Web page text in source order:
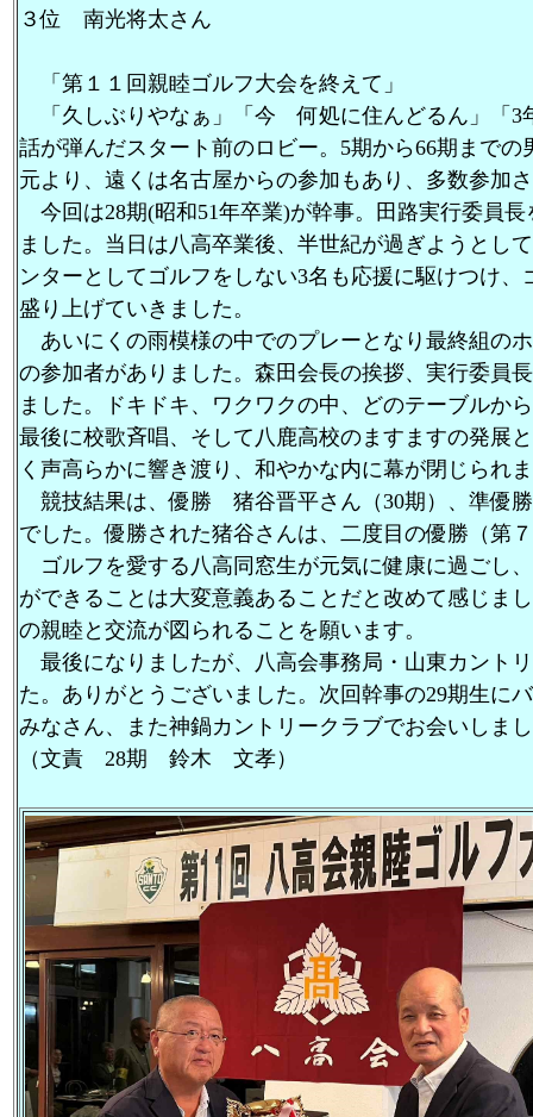
３位 南光将太さん
「第１１回親睦ゴルフ大会を終えて」
「久しぶりやなぁ」「今 何処に住んどるん」「3
話が弾んだスタート前のロビー。5期から66期まで
元より、遠くは名古屋からの参加もあり、多数参加
今回は28期(昭和51年卒業)が幹事。田路実行委員
ました。当日は八高卒業後、半世紀が過ぎようとし
ンターとしてゴルフをしない3名も応援に駆けつけ
盛り上げていきました。
あいにくの雨模様の中でのプレーとなり最終組の
の参加者がありました。森田会長の挨拶、実行委員
ました。ドキドキ、ワクワクの中、どのテーブルか
最後に校歌斉唱、そして八鹿高校のますますの発展
く声高らかに響き渡り、和やかな内に幕が閉じられ
競技結果は、優勝 猪谷晋平さん（30期）、準
でした。優勝された猪谷さんは、二度目の優勝（第
ゴルフを愛する八高同窓生が元気に健康に過ごし
ができることは大変意義あることだと改めて感じま
の親睦と交流が図られることを願います。
最後になりましたが、八高会事務局・山東カント
た。ありがとうございました。次回幹事の29期生に
みなさん、また神鍋カントリークラブでお会いしま
（文責 28期 鈴木 文孝）